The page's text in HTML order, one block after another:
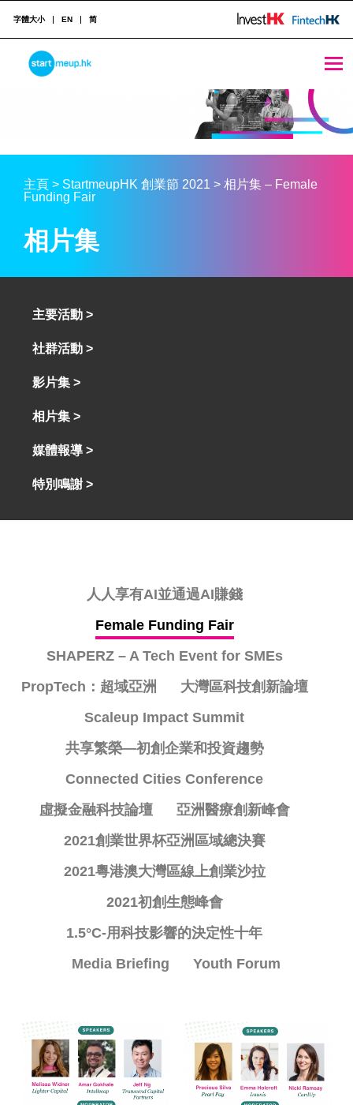
STARTMEUPHK
字體大小 EN 简
主頁 > StartmeupHK 創業節 2021 > 相片集 – Female
Funding Fair
相片集
主要活動 >
社群活動 >
影片集 >
相片集 >
媒體報導 >
特別鳴謝 >
人人享有AI並通過AI賺錢
Female Funding Fair
SHAPERZ – A Tech Event for SMEs
PropTech：超域亞洲
大灣區科技創新論壇
Scaleup Impact Summit
共享繁榮—初創企業和投資趨勢
Connected Cities Conference
虛擬金融科技論壇
亞洲醫療創新峰會
2021創業世界杯亞洲區域總決賽
2021粵港澳大灣區線上創業沙拉
2021初創生態峰會
1.5°C-用科技影響的決定性十年
Media Briefing
Youth Forum